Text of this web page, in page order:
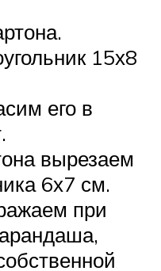
15х8
его в
вырезаем
6х7 см.
при